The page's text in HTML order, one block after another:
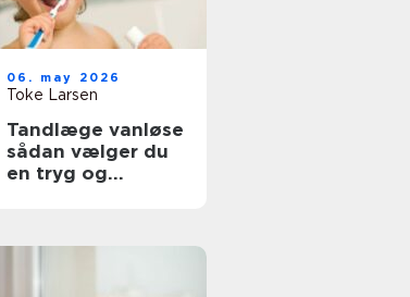
06. may 2026
Toke Larsen
Tandlæge vanløse
sådan vælger du
en tryg og